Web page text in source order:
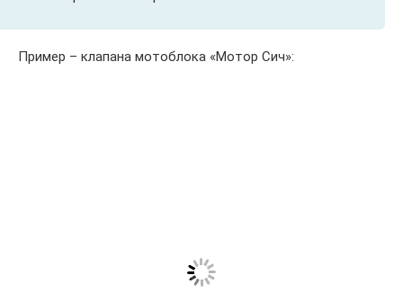
Пример – клапана мотоблока «Мотор Сич»: